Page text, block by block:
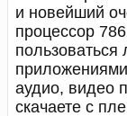
и новейший
процессор
аудио, видео
скачаете с